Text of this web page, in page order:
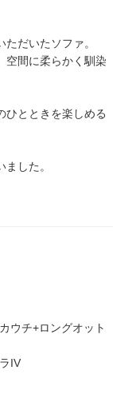
だいたソファ。
空間に柔らかく馴染
ひとときを楽しめる
した。
ウチ+ロングオット
IV